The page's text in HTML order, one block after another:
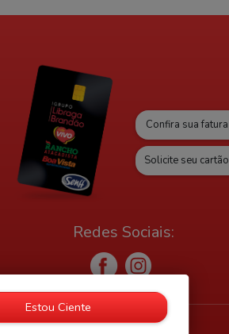
Confira sua
Solicite seu
Redes Sociais:
Estou Ciente